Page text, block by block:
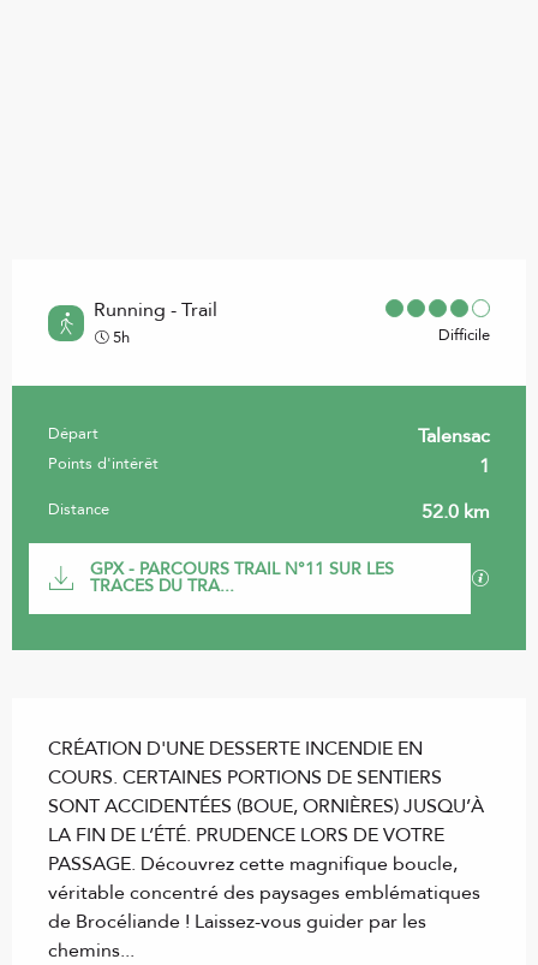
Running - Trail
5h Difficile
Informations pratiques
Départ Talensac
Points d'intérêt 1
Distance 52.0 km
Documentation
GPX - PARCOURS TRAIL N°11 SUR LES
TRACES DU TRA...
CRÉATION D'UNE DESSERTE INCENDIE EN
COURS. CERTAINES PORTIONS DE SENTIERS
SONT ACCIDENTÉES (BOUE, ORNIÈRES) JUSQU’À
LA FIN DE L’ÉTÉ. PRUDENCE LORS DE VOTRE
PASSAGE. Découvrez cette magnifique boucle,
véritable concentré des paysages emblématiques
de Brocéliande ! Laissez-vous guider par les
chemins...